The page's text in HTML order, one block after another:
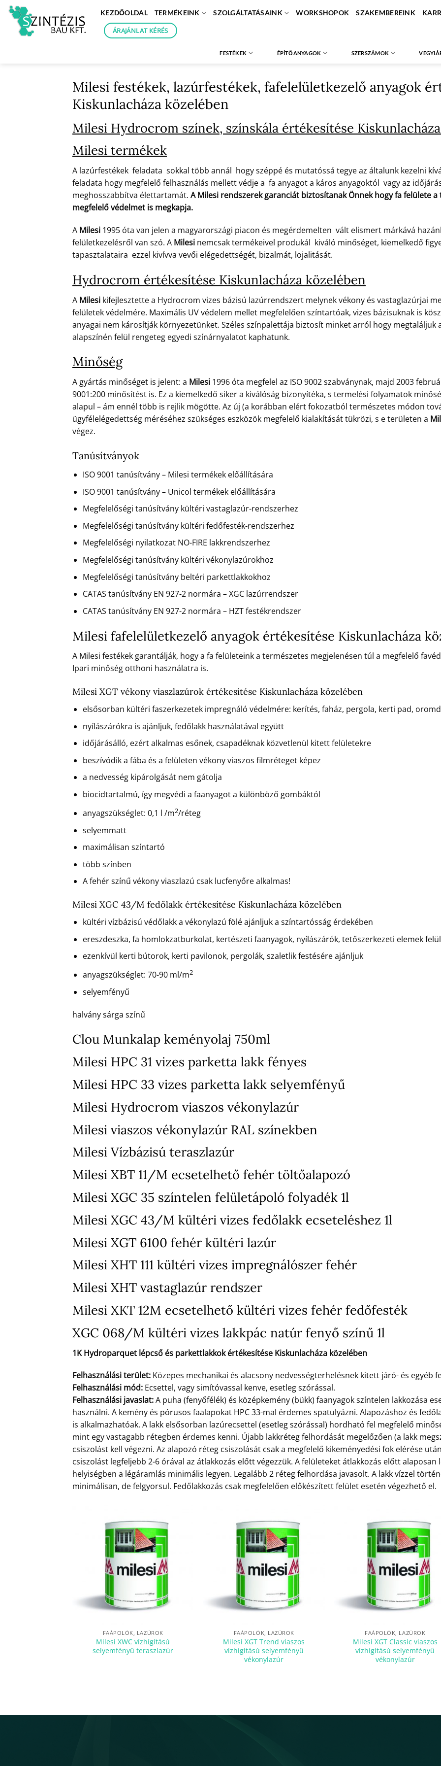
Skip
content
KEZDŐOLDAL TERMÉKEINK SZOLGÁLTATÁSAINK WORKSHOPOK SZAKEMBEREINK
ÁRAJÁNLAT KÉRÉS
FESTÉKEK ÉPÍTŐANYAGOK SZERSZÁMOK
Milesi festékek, lazúrfestékek, fafelelületkezelő anyagok
Kiskunlacháza közelében
Milesi Hydrocrom színek, színskála értékesítése
Milesi termékek
A lazúrfestékek feladata sokkal több annál hogy széppé és mutatóssá tegye az általunk kezelni
feladata hogy megfelelő felhasználás mellett védje a fa anyagot a káros anyagoktól vagy az
meghosszabbítva élettartamát. A Milesi rendszerek garanciát biztosítanak Önnek hogy fa felülete
megfelelő védelmet is megkapja.
A Milesi 1995 óta van jelen a magyarországi piacon és megérdemelten vált elismert márkává
felületkezelésről van szó. A Milesi nemcsak termékeivel produkál kiváló minőséget, kiemelkedő
tapasztalataira ezzel kivívva vevői elégedettségét, bizalmát, lojalitását.
Hydrocrom értékesítése Kiskunlacháza közelében
A Milesi kifejlesztette a Hydrocrom vizes bázisú lazúrrendszert melynek vékony és vastaglazúrjai
felületek védelmére. Maximális UV védelem mellet megfelelően színtartóak, vizes bázisuknak is
anyagai nem károsítják környezetünket. Széles színpalettája biztosít minket arról hogy megtaláljuk
alapszínén felül rengeteg egyedi színárnyalatot kaphatunk.
Minőség
A gyártás minőséget is jelent: a Milesi 1996 óta megfelel az ISO 9002 szabványnak, majd 2003
9001:200 minősítést is. Ez a kiemelkedő siker a kiválóság bizonyítéka, s termelési folyamatok
alapul – ám ennél több is rejlik mögötte. Az új (a korábban elért fokozatból természetes módon
ügyfélelégedettség méréséhez szükséges eszközök megfelelő kialakítását tükrözi, s e területen a
végez.
Tanúsítványok
ISO 9001 tanúsítvány – Milesi termékek előállítására
ISO 9001 tanúsítvány – Unicol termékek előállítására
Megfelelőségi tanúsítvány kültéri vastaglazúr-rendszerhez
Megfelelőségi tanúsítvány kültéri fedőfesték-rendszerhez
Megfelelőségi nyilatkozat NO-FIRE lakkrendszerhez
Megfelelőségi tanúsítvány kültéri vékonylazúrokhoz
Megfelelőségi tanúsítvány beltéri parkettlakkokhoz
CATAS tanúsítvány EN 927-2 normára – XGC lazúrrendszer
CATAS tanúsítvány EN 927-2 normára – HZT festékrendszer
Milesi fafelelületkezelő anyagok értékesítése Kiskunlacháza
A Milesi festékek garantálják, hogy a fa felületeink a természetes megjelenésen túl a megfelelő
Ipari minőség otthoni használatra is.
Milesi XGT vékony viaszlazúrok értékesítése Kiskunlacháza közelében
elsősorban kültéri faszerkezetek impregnáló védelmére: kerítés, faház, pergola, kerti pad,
nyílászárókra is ajánljuk, fedőlakk használatával együtt
időjárásálló, ezért alkalmas esőnek, csapadéknak közvetlenül kitett felületekre
beszívódik a fába és a felületen vékony viaszos filmréteget képez
a nedvesség kipárolgását nem gátolja
biocidtartalmú, így megvédi a faanyagot a különböző gombáktól
anyagszükséglet: 0,1 l /m2/réteg
selyemmatt
maximálisan színtartó
több színben
A fehér színű vékony viaszlazú csak lucfenyőre alkalmas!
Milesi XGC 43/M fedőlakk értékesítése Kiskunlacháza közelében
kültéri vízbázisú védőlakk a vékonylazú fölé ajánljuk a színtartósság érdekében
ereszdeszka, fa homlokzatburkolat, kertészeti faanyagok, nyílászárók, tetőszerkezeti elemek
ezenkívül kerti bútorok, kerti pavilonok, pergolák, szaletlik festésére ajánljuk
anyagszükséglet: 70-90 ml/m2
selyemfényű
halvány sárga színű
Clou Munkalap keményolaj 750ml
Milesi HPC 31 vizes parketta lakk fényes
Milesi HPC 33 vizes parketta lakk selyemfényű
Milesi Hydrocrom viaszos vékonylazúr
Milesi viaszos vékonylazúr RAL színekben
Milesi Vízbázisú teraszlazúr
Milesi XBT 11/M ecsetelhető fehér töltőalapozó
Milesi XGC 35 színtelen felületápoló folyadék 1l
Milesi XGC 43/M kültéri vizes fedőlakk ecseteléshez 1l
Milesi XGT 6100 fehér kültéri lazúr
Milesi XHT 111 kültéri vizes impregnálószer fehér
Milesi XHT vastaglazúr rendszer
Milesi XKT 12M ecsetelhető kültéri vizes fehér fedőfesték
XGC 068/M kültéri vizes lakkpác natúr fenyő színű 1l
1K Hydroparquet lépcső és parkettlakkok értékesítése Kiskunlacháza közelében
Felhasználási terület: Közepes mechanikai és alacsony nedvességterhelésnek kitett járó- és egyéb
Felhasználási mód: Ecsettel, vagy simítóvassal kenve, esetleg szórással.
Felhasználási javaslat:A puha (fenyőfélék) és középkemény (bükk) faanyagok színtelen lakkozása
használni. A kemény és pórusos faalapokat HPC 33-mal érdemes spatulyázni. Alapozáshoz és
is alkalmazhatóak. A lakk elsősorban lazúrecsettel (esetleg szórással) hordható fel megfelelő
mint egy vastagabb rétegben érdemes kenni. Újabb lakkréteg felhordását megelőzően (a lakk
csiszolást kell végezni. Az alapozó réteg csiszolását csak a megfelelő kikeményedési fok elérése
csiszolást legfeljebb 2-6 órával az átlakkozás előtt végezzük. A felületeket átlakkozás előtt
helyiségben a légáramlás minimális legyen. Legalább 2 réteg felhordása javasolt. A lakk vízzel
minimálisan, de felgyorsul. Fedőlakkozás csak megfelelően előkészített felület esetén végezhető el.
FAÁPOLÓK, LAZÚROK
Milesi XWC vízhígítású
selyemfényű teraszlazúr
FAÁPOLÓK, LAZÚROK
Milesi XGT Trend viaszos
vízhígítású selyemfényû
vékonylazúr
FAÁPOLÓK, LAZÚROK
Milesi XGT Classic viaszos
vízhígítású selyemfényű
vékonylazúr